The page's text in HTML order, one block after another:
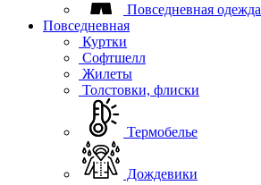
Повседневная одежда
Повседневная
Куртки
Софтшелл
Жилеты
Толстовки, флиски
Термобелье
Дождевики